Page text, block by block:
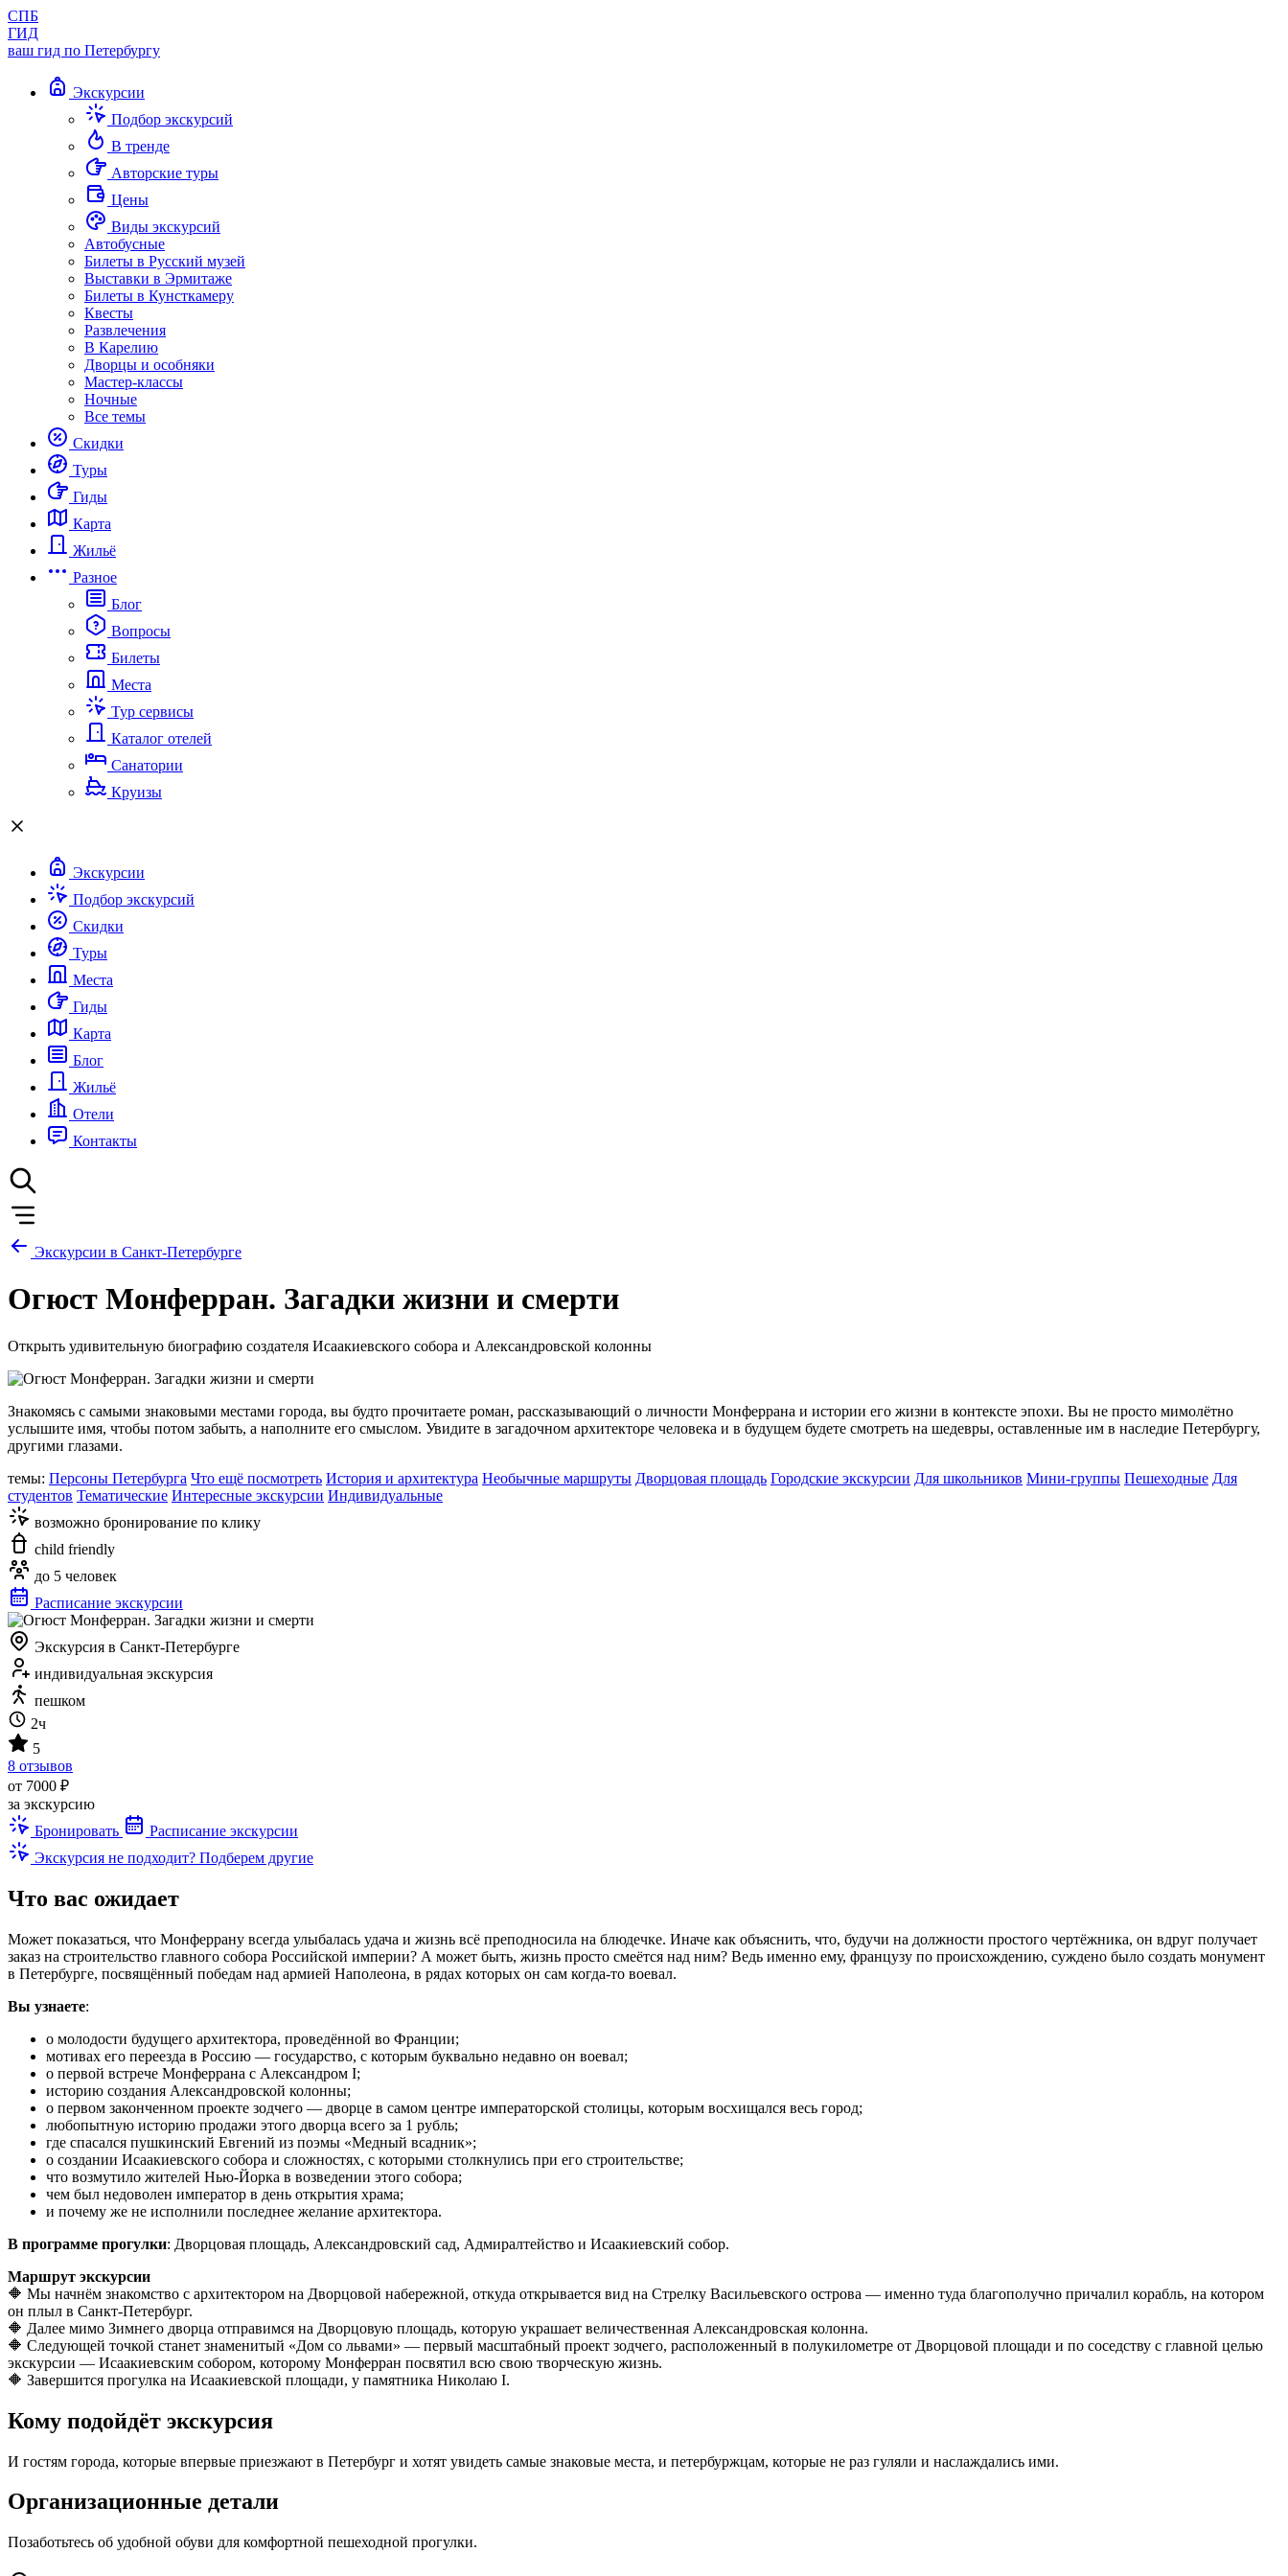
СПБ
ГИД
ваш гид по Петербургу
Экскурсии
Подбор экскурсий
В тренде
Авторские туры
Цены
Виды экскурсий
Автобусные
Билеты в Русский музей
Выставки в Эрмитаже
Билеты в Кунсткамеру
Квесты
Развлечения
В Карелию
Дворцы и особняки
Мастер-классы
Ночные
Все темы
Скидки
Туры
Гиды
Карта
Жильё
Разное
Блог
Вопросы
Билеты
Места
Тур сервисы
Каталог отелей
Санатории
Круизы
Экскурсии
Подбор экскурсий
Скидки
Туры
Места
Гиды
Карта
Блог
Жильё
Отели
Контакты
Экскурсии в Санкт-Петербурге
Огюст Монферран. Загадки жизни и смерти
Открыть удивительную биографию создателя Исаакиевского собора и Александровской колонны
Знакомясь с самыми знаковыми местами города, вы будто прочитаете роман, рассказывающий о личности Монферрана и истории его жизни в контексте эпохи. Вы не просто мимолётно
услышите имя, чтобы потом забыть, а наполните его смыслом. Увидите в загадочном архитекторе человека и в будущем будете смотреть на шедевры, оставленные им в наследие Петербургу,
другими глазами.
темы: Персоны Петербурга Что ещё посмотреть История и архитектура Необычные маршруты Дворцовая площадь Городские экскурсии Для школьников Мини-группы Пешеходные Для
студентов Тематические Интересные экскурсии Индивидуальные
возможно бронирование по клику
child friendly
до 5 человек
Расписание экскурсии
Экскурсия в Санкт-Петербурге
индивидуальная экскурсия
пешком
2ч
5
8 отзывов
от 7000 ₽
за экскурсию
Бронировать
Расписание экскурсии
Экскурсия не подходит? Подберем другие
Что вас ожидает
Может показаться, что Монферрану всегда улыбалась удача и жизнь всё преподносила на блюдечке. Иначе как объяснить, что, будучи на должности простого чертёжника, он вдруг получает
заказ на строительство главного собора Российской империи? А может быть, жизнь просто смеётся над ним? Ведь именно ему, французу по происхождению, суждено было создать монумент
в Петербурге, посвящённый победам над армией Наполеона, в рядах которых он сам когда-то воевал.
Вы узнаете:
о молодости будущего архитектора, проведённой во Франции;
мотивах его переезда в Россию — государство, с которым буквально недавно он воевал;
о первой встрече Монферрана с Александром I;
историю создания Александровской колонны;
о первом законченном проекте зодчего — дворце в самом центре императорской столицы, которым восхищался весь город;
любопытную историю продажи этого дворца всего за 1 рубль;
где спасался пушкинский Евгений из поэмы «Медный всадник»;
о создании Исаакиевского собора и сложностях, с которыми столкнулись при его строительстве;
что возмутило жителей Нью-Йорка в возведении этого собора;
чем был недоволен император в день открытия храма;
и почему же не исполнили последнее желание архитектора.
В программе прогулки: Дворцовая площадь, Александровский сад, Адмиралтейство и Исаакиевский собор.
Маршрут экскурсии
🔶 Мы начнём знакомство с архитектором на Дворцовой набережной, откуда открывается вид на Стрелку Васильевского острова — именно туда благополучно причалил корабль, на котором
он плыл в Санкт-Петербург.
🔶 Далее мимо Зимнего дворца отправимся на Дворцовую площадь, которую украшает величественная Александровская колонна.
🔶 Следующей точкой станет знаменитый «Дом со львами» — первый масштабный проект зодчего, расположенный в полукилометре от Дворцовой площади и по соседству с главной целью
экскурсии — Исаакиевским собором, которому Монферран посвятил всю свою творческую жизнь.
🔶 Завершится прогулка на Исаакиевской площади, у памятника Николаю I.
Кому подойдёт экскурсия
И гостям города, которые впервые приезжают в Петербург и хотят увидеть самые знаковые места, и петербуржцам, которые не раз гуляли и наслаждались ими.
Организационные детали
Позаботьтесь об удобной обуви для комфортной пешеходной прогулки.